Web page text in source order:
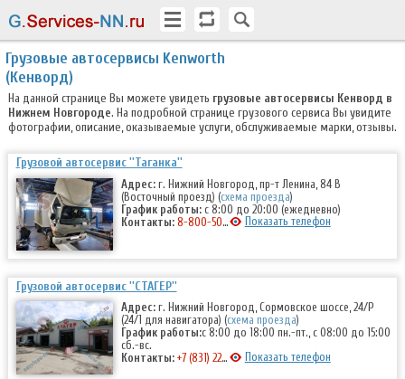
Грузовые автосервисы Kenworth
(Кенворд)
На данной странице Вы можете увидеть грузовые автосервисы Кенворд в
Нижнем Новгороде. На подробной странице грузового сервиса Вы увидите
фотографии, описание, оказываемые услуги, обслуживаемые марки, отзывы.
Грузовой автосервис ''Таганка''
Адрес: г. Нижний Новгород, пр-т Ленина, 84 В
(Восточный проезд) (схема проезда)
График работы: с 8:00 до 20:00 (ежедневно)
Контакты: 8-800-500-7-111 Показать телефон
Грузовой автосервис ''СТАГЕР''
Адрес: г. Нижний Новгород, Сормовское шоссе, 24/Р
(24/1 для навигатора) (схема проезда)
График работы:с 8:00 до 18:00 пн.-пт., с 08:00 до 15:00
сб.-вс.
Контакты: +7 (831) 228-01-08 Показать телефон